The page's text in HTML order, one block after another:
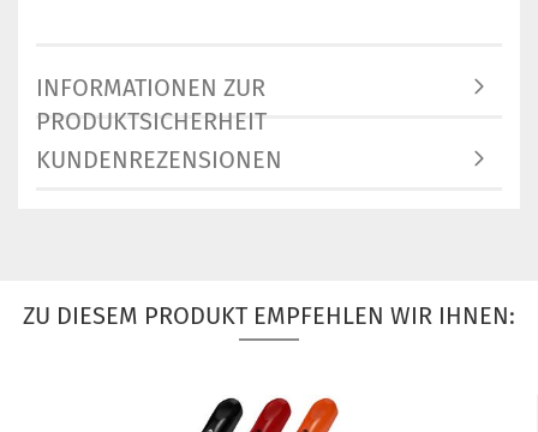
INFORMATIONEN ZUR
PRODUKTSICHERHEIT
KUNDENREZENSIONEN
ZU DIESEM PRODUKT EMPFEHLEN WIR IHNEN: